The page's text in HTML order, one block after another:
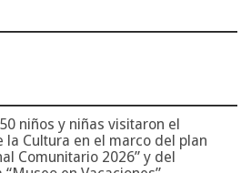
niños y niñas visitaron el
la Cultura en el marco del plan
Comunitario 2026” y del